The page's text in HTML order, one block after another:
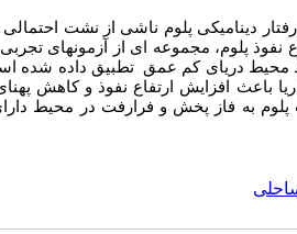
رفتار دینامیکی پلوم ناشی از نشت
نفوذ پلوم، مجموعه ای از آزمونهای
محیط دریای کم عمق تطبیق داده شده
افزایش ارتفاع نفوذ و کاهش
به فاز پخش و فرارفت در محیط